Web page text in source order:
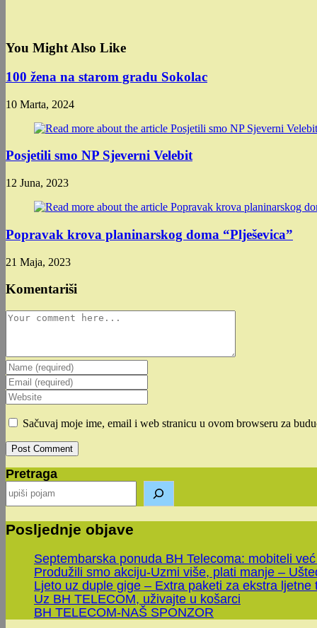
You Might Also Like
100 žena na starom gradu Sokolac
10 Marta, 2024
Posjetili smo NP Sjeverni Velebit
12 Juna, 2023
Popravak krova planinarskog doma “Plješevica”
21 Maja, 2023
Komentariši
Comment
Enter
your
name
or
username
to
comment
Enter
your
email
address
to
comment
Enter
your
website
(optional)
Sačuvaj moje ime, email i web stranicu u ovom browseru za
Pretraga
Posljednje objave
Septembarska ponuda BH Telecoma: mobiteli
Produžili smo akciju-Uzmi više, plati manje –
Ljeto uz duple gige – Extra paketi za ekstra ljetne
Uz BH TELECOM, uživajte u košarci
BH TELECOM-NAŠ SPONZOR